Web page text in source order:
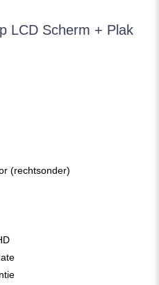
LCD Scherm + Plak
(rechtsonder)